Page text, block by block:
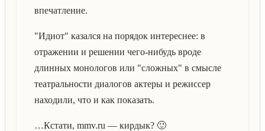
впечатление.
"Идиот" казался на порядок интереснее: в
отражении и решении чего-нибудь вроде
длинных монологов или "сложных" в смысле
театральности диалогов актеры и режиссер
находили, что и как показать.
…Кстати, mmv.ru — кирдык? 🙂